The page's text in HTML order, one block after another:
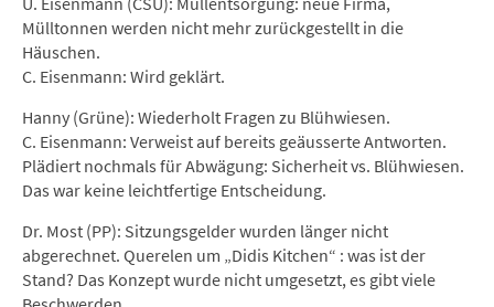
Mülltonnen werden nicht mehr zurückgestellt in die
Häuschen.
C. Eisenmann: Wird geklärt.
Hanny (Grüne): Wiederholt Fragen zu Blühwiesen.
C. Eisenmann: Verweist auf bereits geäusserte Antworten.
Plädiert nochmals für Abwägung: Sicherheit vs. Blühwiesen.
Das war keine leichtfertige Entscheidung.
Dr. Most (PP): Sitzungsgelder wurden länger nicht
abgerechnet. Querelen um „Didis Kitchen“ : was ist der
Stand? Das Konzept wurde nicht umgesetzt, es gibt viele